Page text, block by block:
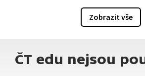
Zobrazit vše
ČT edu nejsou